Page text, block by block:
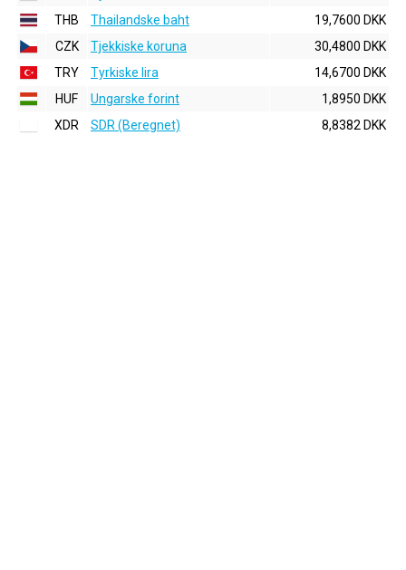
THB
Thailandske baht
19,7600 DKK
CZK
Tjekkiske koruna
30,4800 DKK
TRY
Tyrkiske lira
14,6700 DKK
HUF
Ungarske forint
1,8950 DKK
XDR
SDR (Beregnet) 8,8382 DKK